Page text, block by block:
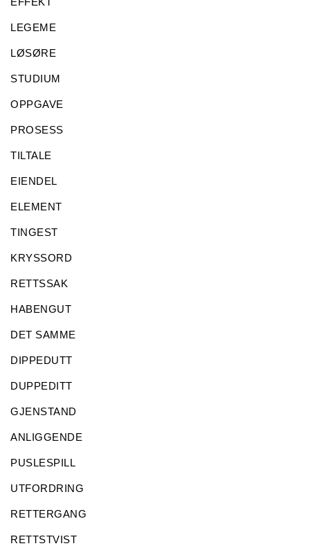
LEGEME
LØSØRE
STUDIUM
OPPGAVE
PROSESS
TILTALE
EIENDEL
ELEMENT
TINGEST
KRYSSORD
RETTSSAK
HABENGUT
DET SAMME
DIPPEDUTT
DUPPEDITT
GJENSTAND
ANLIGGENDE
PUSLESPILL
UTFORDRING
RETTERGANG
RETTSTVIST